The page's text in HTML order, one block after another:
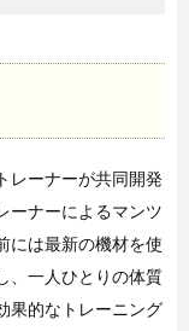
レーナーが共同開発
ーナーによるマンツ
には最新の機材を使
、一人ひとりの体質
果的なトレーニング